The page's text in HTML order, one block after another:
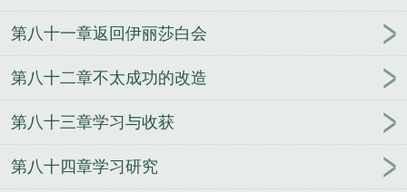
第八十一章返回伊丽莎白会
第八十二章不太成功的改造
第八十三章学习与收获
第八十四章学习研究